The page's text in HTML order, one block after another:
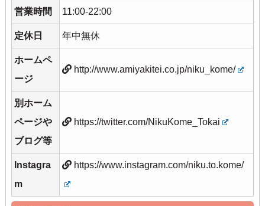
営業時間 11:00-22:00
定休日 年中無休
ホームペ
ージ
http://www.amiyakitei.co.jp/niku_kome/
別ホーム
ページや
ブログ等
https://twitter.com/NikuKome_Tokai
Instagra
m
https://www.instagram.com/niku.to.kome/